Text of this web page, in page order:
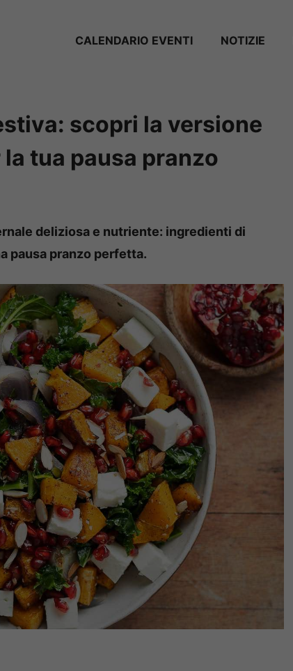
CALENDARIO EVENTI NOTIZIE
scopri la versione
tua pausa pranzo
deliziosa e nutriente: ingredienti di
pausa pranzo perfetta.